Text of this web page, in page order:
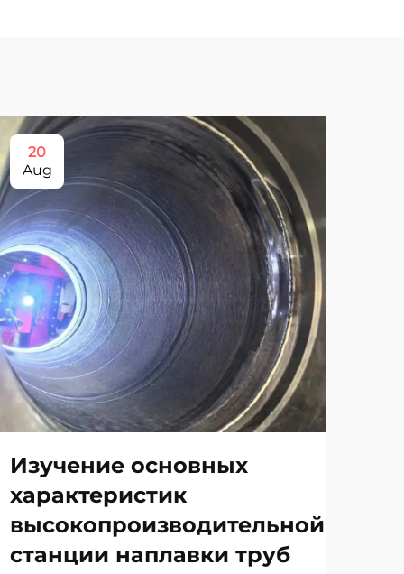
20
Aug
Изучение основных
характеристик
высокопроизводительной
станции наплавки труб